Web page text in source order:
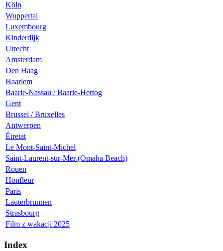
Köln
Wuppertal
Luxembourg
Kinderdijk
Utrecht
Amsterdam
Den Haag
Haarlem
Baarle-Nassau / Baarle-Hertog
Gent
Brussel / Bruxelles
Antwerpen
Étretat
Le Mont-Saint-Michel
Saint-Laurent-sur-Mer (Omaha Beach)
Rouen
Honfleur
Paris
Lauterbrunnen
Strasbourg
Film z wakacji 2025
Index